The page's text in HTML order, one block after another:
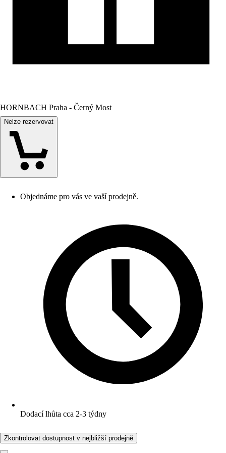
HORNBACH Praha - Černý Most
Nelze rezervovat
Objednáme pro vás ve vaší prodejně.
Dodací lhůta cca 2-3 týdny
Zkontrolovat dostupnost v nejbližší prodejně